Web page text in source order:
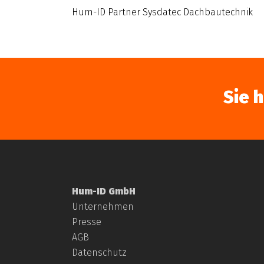
Hum-ID Partner Sysdatec Dachbautechnik
Sie
Hum-ID GmbH
Unternehmen
Presse
AGB
Datenschutz